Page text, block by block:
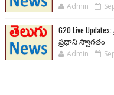
Admin
G20 Live
ప్రధాని స్వాగతం
Admin